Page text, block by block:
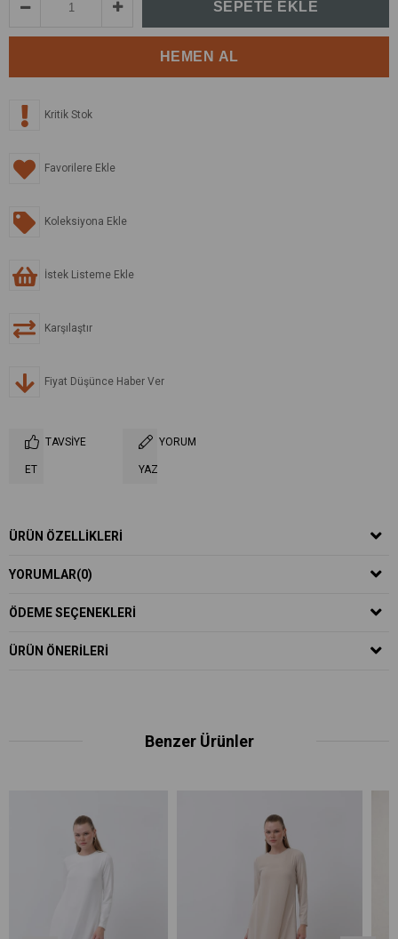
Kritik Stok
Favorilere Ekle
Koleksiyona Ekle
İstek Listeme Ekle
Karşılaştır
Fiyat Düşünce Haber Ver
TAVSIYE
ET
YORUM
YAZ
ÜRÜN ÖZELLIKLERI
YORUMLAR(0)
ÖDEME SEÇENEKLERI
ÜRÜN ÖNERILERI
Benzer Ürünler